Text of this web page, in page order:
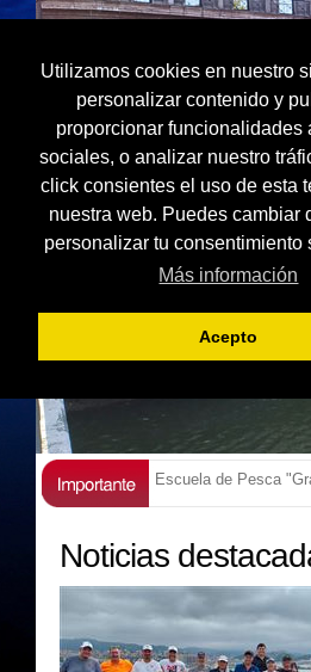
Utilizamos cookies en nuestro
personalizar contenido y
proporcionar funcionalidades
sociales, o analizar nuestro
click consientes el uso de esta
nuestra web. Puedes cambiar
personalizar tu consentimiento
Más información
Acepto
Escuela de Pesca
Noticias